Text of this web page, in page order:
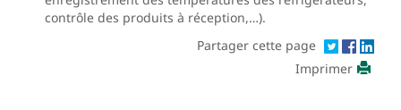
contrôle des produits à réception,…).
Partager cette page
Imprimer